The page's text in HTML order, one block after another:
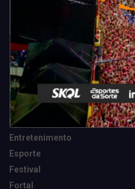
Categorias
Camarote Vip Junino
Cidade
Destaques
Entretenimento
Esporte
Festival
Fortal